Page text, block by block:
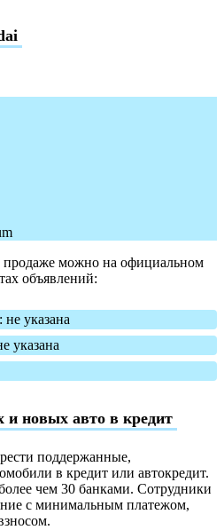
продаже можно на официальном
объявлений:
: не указана
указана
новых авто в кредит
поддержанные,
в кредит или автокредит.
чем 30 банками. Сотрудники
с минимальным платежом,